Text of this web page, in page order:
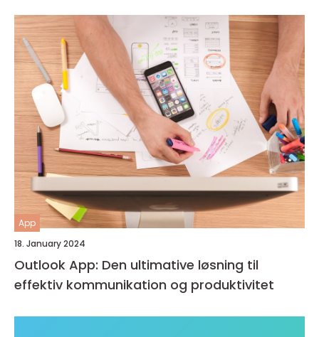
App
18. January 2024
Outlook App: Den ultimative løsning til
effektiv kommunikation og produktivitet